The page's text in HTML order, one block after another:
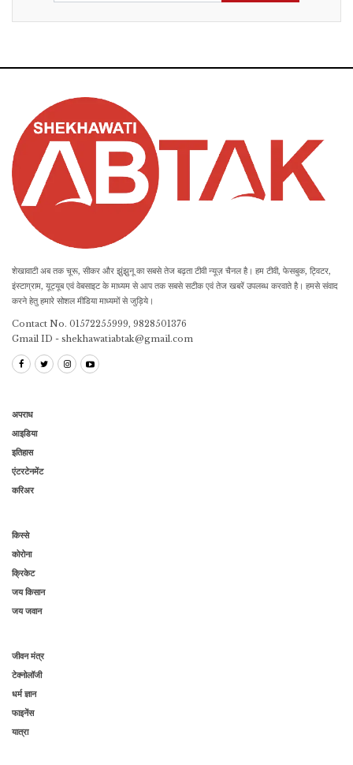
शेखावाटी अब तक चूरू, सीकर और झुंझुनू का सबसे तेज बढ़ता टीवी न्यूज़ चैनल है। हम टीवी, फेसबुक, ट्विटर,
इंस्टाग्राम, यूट्यूब एवं वेबसाइट के माध्यम से आप तक सबसे सटीक एवं तेज खबरें उपलब्ध करवाते है। हमसे संवाद
करने हेतु हमारे सोशल मीडिया माध्यमों से जुड़िये।
Contact No. 01572255999, 9828501376
Gmail ID - shekhawatiabtak@gmail.com
अपराध
आइडिया
इतिहास
एंटरटेनमेंट
करिअर
किस्से
कोरोना
क्रिकेट
जय किसान
जय जवान
जीवन मंत्र
टेक्नोलॉजी
धर्म ज्ञान
फाइनेंस
यात्रा